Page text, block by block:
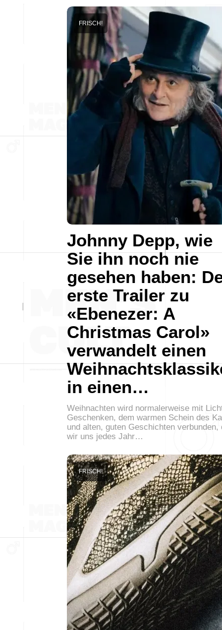
Johnny Depp, wie
Sie ihn noch nie
gesehen haben:
erste Trailer zu
«Ebenezer: A
Christmas Carol»
verwandelt einen
in einen…
FRISCH!
Weihnachten wird normalerweise mit
Geschenken, dem warmen Schein des
und alten, guten Geschichten verbunden,
wir uns jedes Jahr…
FRISCH!